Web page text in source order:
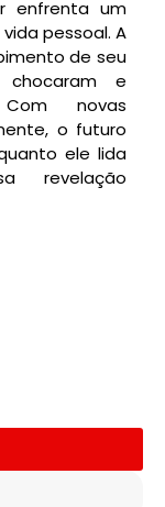
enfrenta um
pessoal. A
de seu
chocaram e
novas
o futuro
ele lida
revelação